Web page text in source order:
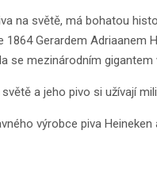
na světě, má bohatou
Gerardem Adriaanem
se mezinárodním gigantem
a jeho pivo si užívají
výrobce piva Heineken